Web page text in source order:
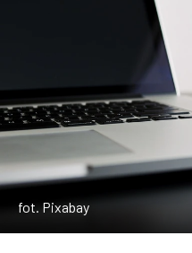
W KINACH
GASTRONOMIA
ZDJĘCIA
W RZESZOWIE
fot. Pixabay